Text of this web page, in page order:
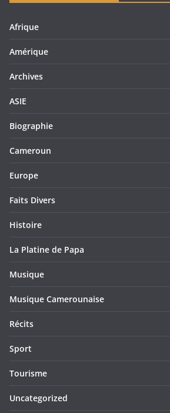
Afrique
Amérique
Archives
ASIE
Biographie
Cameroun
Europe
Faits Divers
Histoire
La Platine de Papa
Musique
Musique Camerounaise
Récits
Sport
Tourisme
Uncategorized